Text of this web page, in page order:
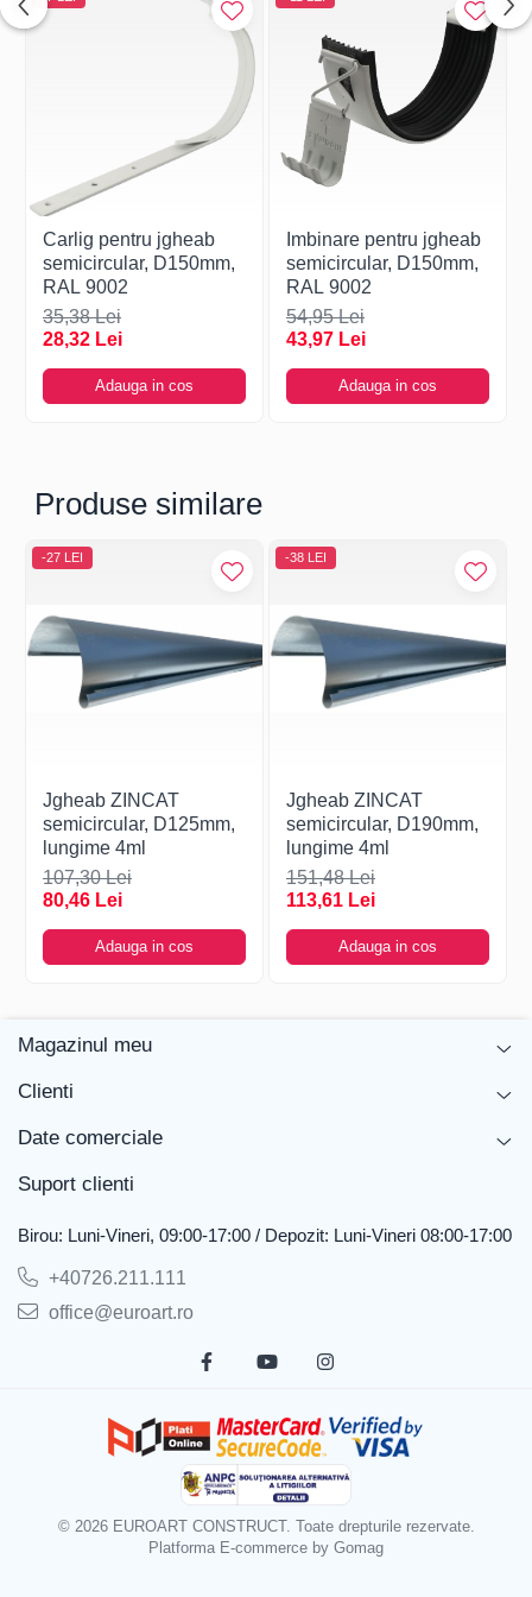
Carlig pentru jgheab
semicircular, D150mm,
RAL 9002
35,38 Lei
28,32 Lei
Adauga in cos
Imbinare pentru jgheab
semicircular, D150mm,
RAL 9002
54,95 Lei
43,97 Lei
Adauga in cos
Produse similare
-27 LEI
Jgheab ZINCAT
semicircular, D125mm,
lungime 4ml
107,30 Lei
80,46 Lei
Adauga in cos
-38 LEI
Jgheab ZINCAT
semicircular, D190mm,
lungime 4ml
151,48 Lei
113,61 Lei
Adauga in cos
Magazinul meu
Clienti
Date comerciale
Suport clienti
Birou: Luni-Vineri, 09:00-17:00 / Depozit: Luni-Vineri 08:00-17:00
+40726.211.111
office@euroart.ro
© 2026 EUROART CONSTRUCT. Toate drepturile rezervate.
Platforma E-commerce by Gomag